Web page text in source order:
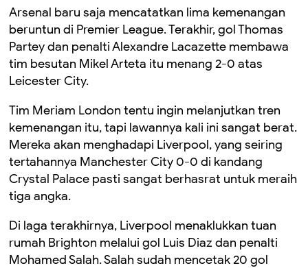
Arsenal baru saja mencatatkan lima kemenangan
beruntun di Premier League. Terakhir, gol Thomas
Partey dan penalti Alexandre Lacazette membawa
tim besutan Mikel Arteta itu menang 2-0 atas
Leicester City.
Tim Meriam London tentu ingin melanjutkan tren
kemenangan itu, tapi lawannya kali ini sangat berat.
Mereka akan menghadapi Liverpool, yang seiring
tertahannya Manchester City 0-0 di kandang
Crystal Palace pasti sangat berhasrat untuk meraih
tiga angka.
Di laga terakhirnya, Liverpool menaklukkan tuan
rumah Brighton melalui gol Luis Diaz dan penalti
Mohamed Salah. Salah sudah mencetak 20 gol